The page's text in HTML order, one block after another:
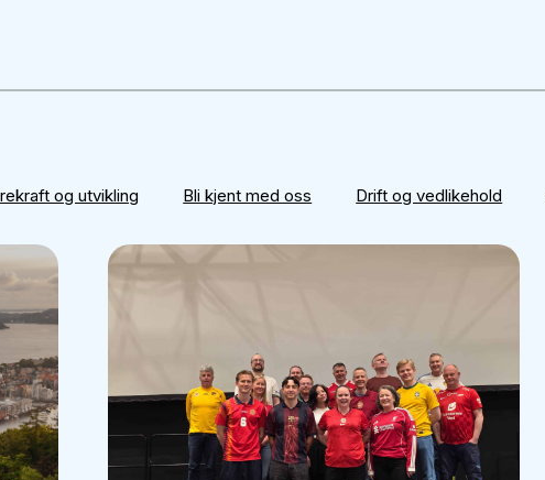
og utvikling Bli kjent med oss Drift og vedlikehold